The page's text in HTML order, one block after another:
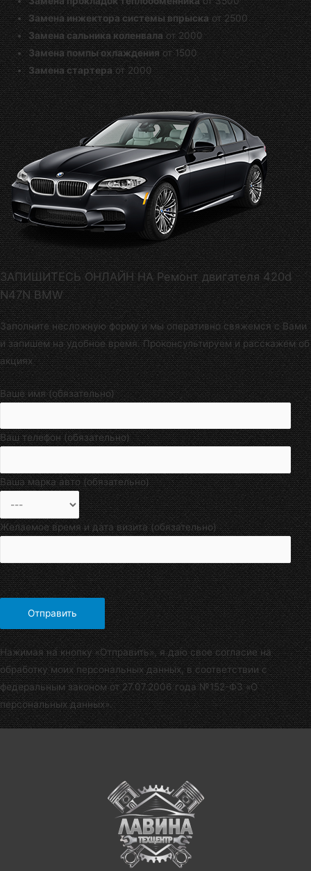
Замена инжектора системы впрыскаот 2500
Замена сальника коленвалаот 2000
Замена помпы охлажденияот 1500
Замена стартераот 2000
ЗАПИШИТЕСЬ ОНЛАЙН НА Ремонт двигателя 420d
N47N BMW
Заполните несложную форму и мы оперативно свяжемся с Вами
и запишем на удобное время. Проконсультируем и расскажем об
акциях
Ваше имя (обязательно)
Ваш телефон (обязательно)
Ваша марка авто (обязательно)
Желаемое время и дата визита (обязательно)
Нажимая на кнопку «Отправить», я даю свое согласие на
обработку моих персональных данных, в соответствии с
федеральным законом от 27.07.2006 года №152-Ф3 «О
персональных данных».